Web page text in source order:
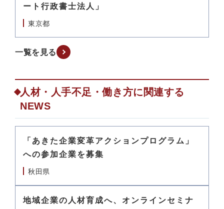
ート行政書士法人」
東京都
一覧を見る
人材・人手不足・働き方に関連する
NEWS
「あきた企業変革アクションプログラム」
への参加企業を募集
秋田県
地域企業の人材育成へ、オンラインセミナ